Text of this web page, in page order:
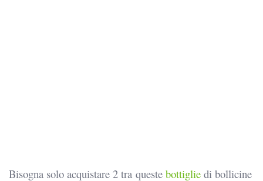
Bisogna solo acquistare 2 tra queste bottigliedi bollicine